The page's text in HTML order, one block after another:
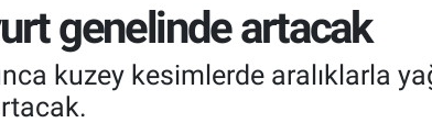
genelinde artacak
kuzey kesimlerde aralıklarla